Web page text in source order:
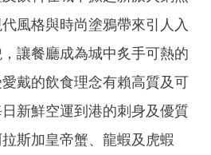
風格與時尚塗鴉帶來引人入
讓餐廳成為城中炙手可熱的
戴的飲食理念有賴高質及可
新鮮空運到港的刺身及優質
斯加皇帝蟹、龍蝦及虎蝦